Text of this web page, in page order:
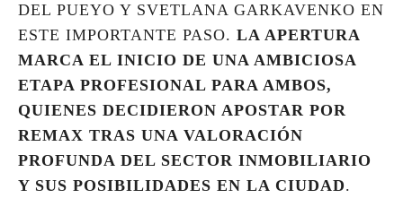
DEL PUEYO Y SVETLANA GARKAVENKO EN
ESTE IMPORTANTE PASO. LA APERTURA
MARCA EL INICIO DE UNA AMBICIOSA
ETAPA PROFESIONAL PARA AMBOS,
QUIENES DECIDIERON APOSTAR POR
REMAX TRAS UNA VALORACIÓN
PROFUNDA DEL SECTOR INMOBILIARIO
Y SUS POSIBILIDADES EN LA CIUDAD.